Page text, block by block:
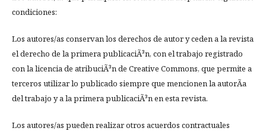
condiciones:
Los autores/as conservan los derechos de autor y ceden a la revista
el derecho de la primera publicaciÃ³n, con el trabajo registrado
con la licencia de atribuciÃ³n de Creative Commons, que permite a
terceros utilizar lo publicado siempre que mencionen la autorÃ­a
del trabajo y a la primera publicaciÃ³n en esta revista.
Los autores/as pueden realizar otros acuerdos contractuales